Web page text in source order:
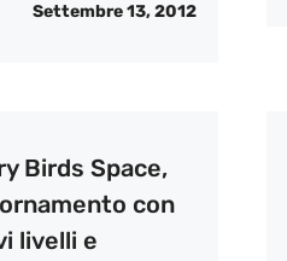
Settembre 13, 2012
Birds Space,
con
livelli e